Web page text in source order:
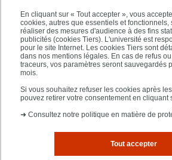
En cliquant sur « Tout accepter », vous
cookies, autres que essentiels et
réaliser des mesures d'audience à des fins
publicités (cookies Tiers). L'université est
pour le site Internet. Les cookies Tiers sont
dans nos mentions légales. En cas de refus
traceurs, vos paramètres seront sauvegardés
mois.
Si vous souhaitez refuser les cookies après
pouvez retirer votre consentement en cliquant
➜ Consultez notre politique en matière de
Tout accepter
PRATIQUE
ACCÈS RAPIDES
Plan d'accès